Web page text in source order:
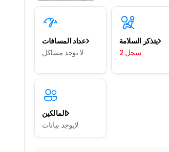
عداد المسافات
لا توجد مشاكل
يتذكر السلامة
2 سجل
المالكين
لايوجد بيانات